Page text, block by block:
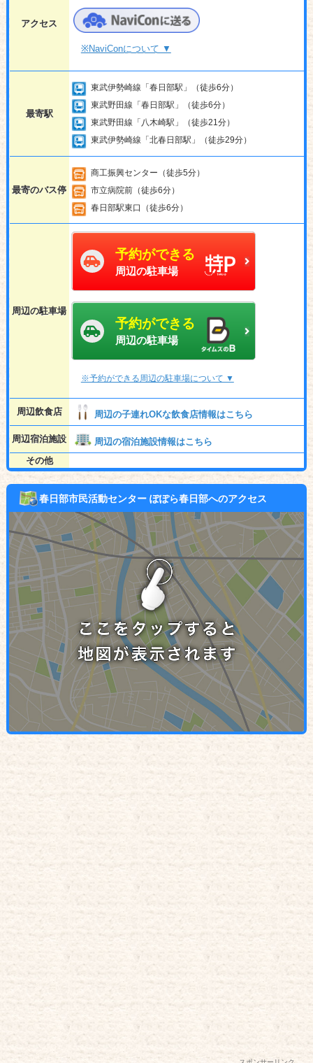
アクセス
※NaviConについて ▼
最寄駅
東武伊勢崎線「春日部駅」（徒歩6分）
東武野田線「春日部駅」（徒歩6分）
東武野田線「八木崎駅」（徒歩21分）
東武伊勢崎線「北春日部駅」（徒歩29分）
最寄のバス停
商工振興センター（徒歩5分）
市立病院前（徒歩6分）
春日部駅東口（徒歩6分）
周辺の駐車場
予約ができる
周辺の駐車場
予約ができる
周辺の駐車場
※予約ができる周辺の駐車場について ▼
周辺飲食店 周辺の子連れOKな飲食店情報はこちら
周辺宿泊施設
周辺の宿泊施設情報はこちら
その他
春日部市民活動センター ぽぽら春日部へのアクセス